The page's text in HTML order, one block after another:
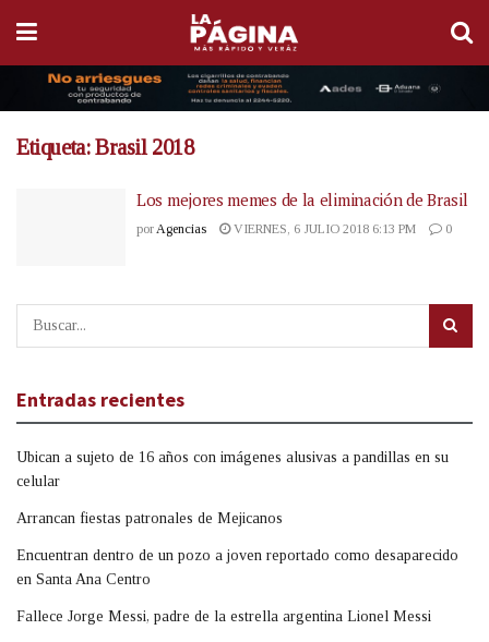
Etiqueta:Brasil 2018
Los mejores memes de la eliminación de Brasil
por Agencias VIERNES, 6 JULIO 2018 6:13 PM 0
Entradas recientes
Ubican a sujeto de 16 años con imágenes alusivas a pandillas en su
celular
Arrancan fiestas patronales de Mejicanos
Encuentran dentro de un pozo a joven reportado como desaparecido
en Santa Ana Centro
Fallece Jorge Messi, padre de la estrella argentina Lionel Messi